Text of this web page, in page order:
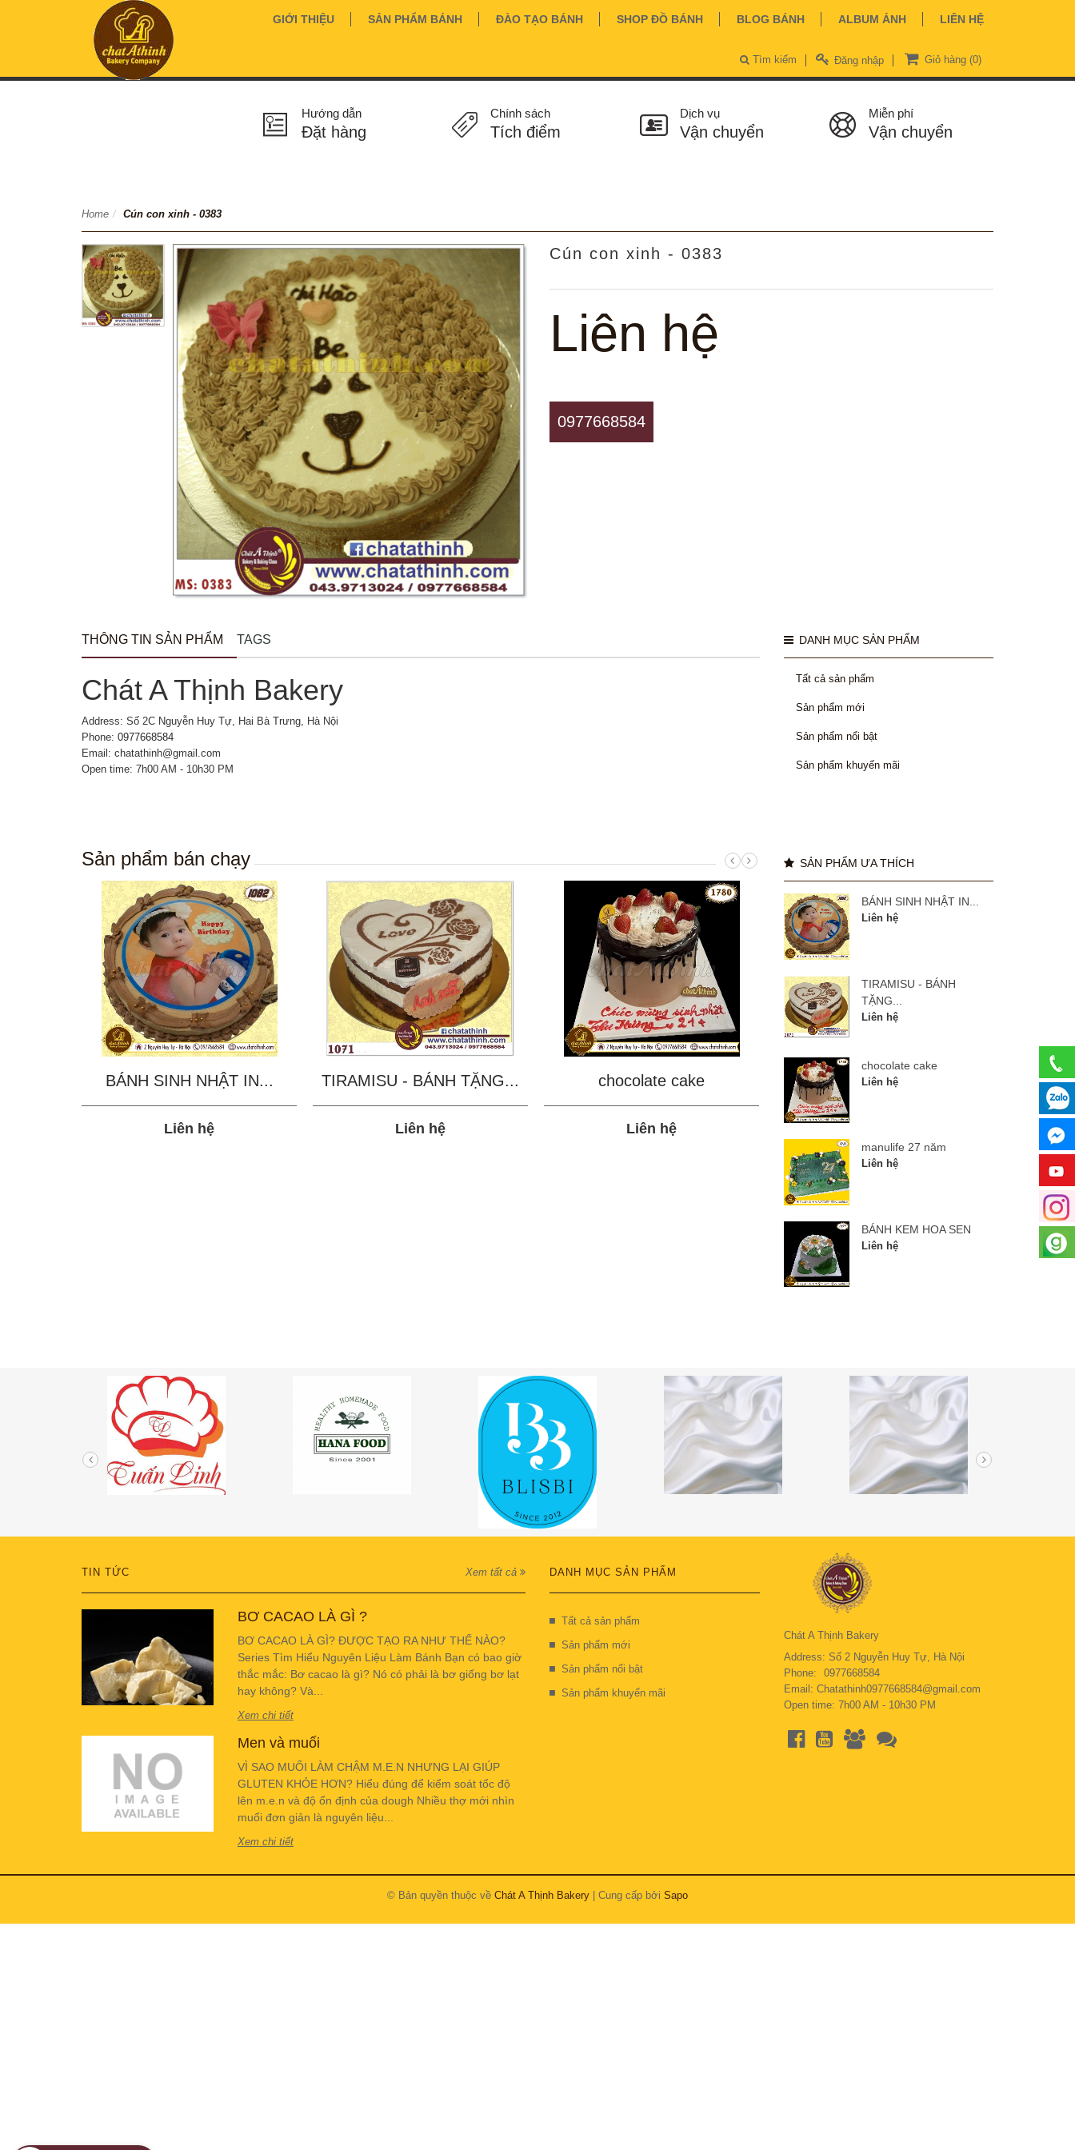
GIỚI THIỆU SẢN PHẨM BÁNH ĐÀO TẠO BÁNH SHOP ĐỒ BÁNH BLOG BÁNH ALBUM ẢNH LIÊN HỆ
Giỏ hàng (0)
Đăng nhập
Tìm kiếm
Hướng dẫn
Đặt hàng
Chính sách
Tích điểm
Dịch vụ
Vận chuyển
Miễn phí
Vận chuyển
Home / Cún con xinh - 0383
Cún con xinh - 0383
Liên hệ
0977668584
THÔNG TIN SẢN PHẨM TAGS
Chát A Thịnh Bakery
Address: Số 2C Nguyễn Huy Tự, Hai Bà Trưng, Hà Nội
Phone: 0977668584
Email: chatathinh@gmail.com
Open time: 7h00 AM - 10h30 PM
Sản phẩm bán chạy
BÁNH SINH NHẬT IN...
Liên hệ
TIRAMISU - BÁNH TẶNG...
Liên hệ
chocolate cake
Liên hệ
manulife 27 năm
DANH MỤC SẢN PHẨM
Tất cả sản phẩm
Sản phẩm mới
Sản phẩm nổi bật
Sản phẩm khuyến mãi
SẢN PHẨM ƯA THÍCH
BÁNH SINH NHẬT IN...
Liên hệ
TIRAMISU - BÁNH
TẶNG...
Liên hệ
chocolate cake
Liên hệ
manulife 27 năm
Liên hệ
BÁNH KEM HOA SEN
Liên hệ
TIN TỨC Xem tất cả
BƠ CACAO LÀ GÌ ?
BƠ CACAO LÀ GÌ? ĐƯỢC TẠO RA NHƯ THẾ NÀO?
Series Tìm Hiểu Nguyên Liệu Làm Bánh Bạn có bao giờ
thắc mắc: Bơ cacao là gì? Nó có phải là bơ giống bơ lạt
hay không? Và...
Xem chi tiết
Men và muối
VÌ SAO MUỐI LÀM CHẬM M.E.N NHƯNG LẠI GIÚP
GLUTEN KHỎE HƠN? Hiểu đúng để kiểm soát tốc độ
lên m.e.n và độ ổn định của dough Nhiều thợ mới nhìn
muối đơn giản là nguyên liệu...
Xem chi tiết
DANH MỤC SẢN PHẨM
Tất cả sản phẩm
Sản phẩm mới
Sản phẩm nổi bật
Sản phẩm khuyến mãi
Chát A Thịnh Bakery
Address: Số 2 Nguyễn Huy Tự, Hà Nội
Phone:
0977668584
Email: Chatathinh0977668584@gmail.com
Open time: 7h00 AM - 10h30 PM
© Bản quyền thuộc về Chát A Thịnh Bakery | Cung cấp bởi Sapo